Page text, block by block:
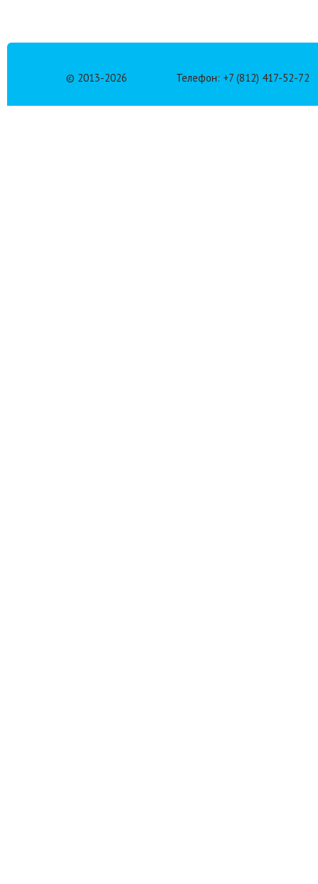
© 2013-2026 Телефон: +7 (812) 417-52-72